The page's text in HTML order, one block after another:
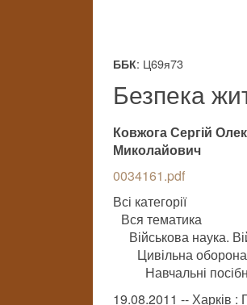
ББК: Ц69я73
Безпека
Ковжога Сергій
Миколайович
0034161.pdf
Всі категорії
Вся тематика
Військова наука.
Цивільна оборона
Навчальні
19.08.2011 -- Харків :